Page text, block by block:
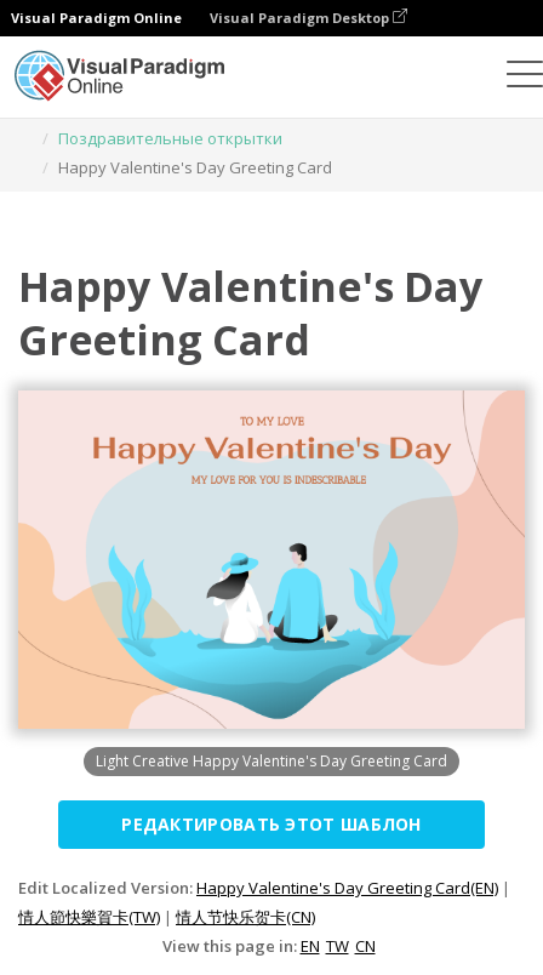
Visual Paradigm Online Visual Paradigm Desktop
Поздравительные открытки
Happy Valentine's Day Greeting Card
Happy Valentine's Day
Greeting Card
Light Creative Happy Valentine's Day Greeting Card
РЕДАКТИРОВАТЬ ЭТОТ ШАБЛОН
Edit Localized Version:Happy Valentine's Day Greeting Card(EN) |
情人節快樂賀卡(TW) |情人节快乐贺卡(CN)
View this page in:EN TW CN